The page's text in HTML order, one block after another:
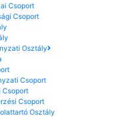
Csoport
Csoport
Osztály
Csoport
Csoport
Csoport
Osztály